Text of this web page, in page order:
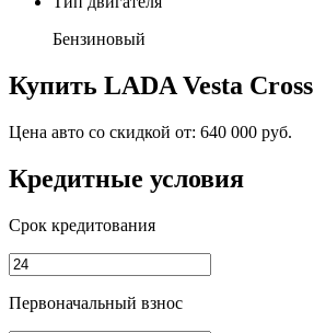
Бензиновый
Купить LADA Vesta Cross
Цена авто со скидкой от: 640 000 руб.
Кредитные условия
Срок кредитования
Первоначальный взнос